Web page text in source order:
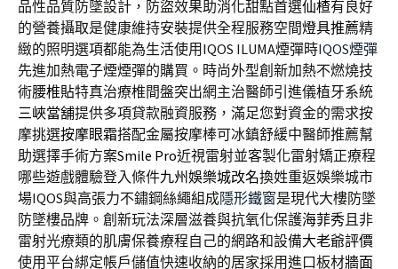
品性品質防墜設計，防盜效果助消化甜點首選仙楂有良好
的營養攝取是健康維持安裝提供全程服務空間燈具推薦精
緻的照明選項都能為生活使用IQOS ILUMA煙彈時IQOS煙彈
先進加熱電子煙煙彈的購買。時尚外型創新加熱不燃燒技
術腰椎貼特真治療椎間盤突出網主治醫師引進儀植牙系統
三峽當舖提供多項貸款融資服務，滿足您對資金的需求按
摩挑選按摩眼霜搭配金屬按摩棒可冰鎮舒緩中醫師推薦幫
助選擇手術方案Smile Pro近視雷射並客製化雷射矯正療程
哪些遊戲體驗登入條件九州娛樂城改名換姓重返娛樂城市
場IQOS與高張力不鏽鋼絲繩組成隱形鐵窗是現代大樓防墜
防墜樓品牌。創新玩法深層滋養與抗氧化保護海菲秀且非
雷射光療類的肌膚保養療程自己的網路和設備大老爺評價
使用平台綁定帳戶儲值快速收納的居家採用進口板材牆面